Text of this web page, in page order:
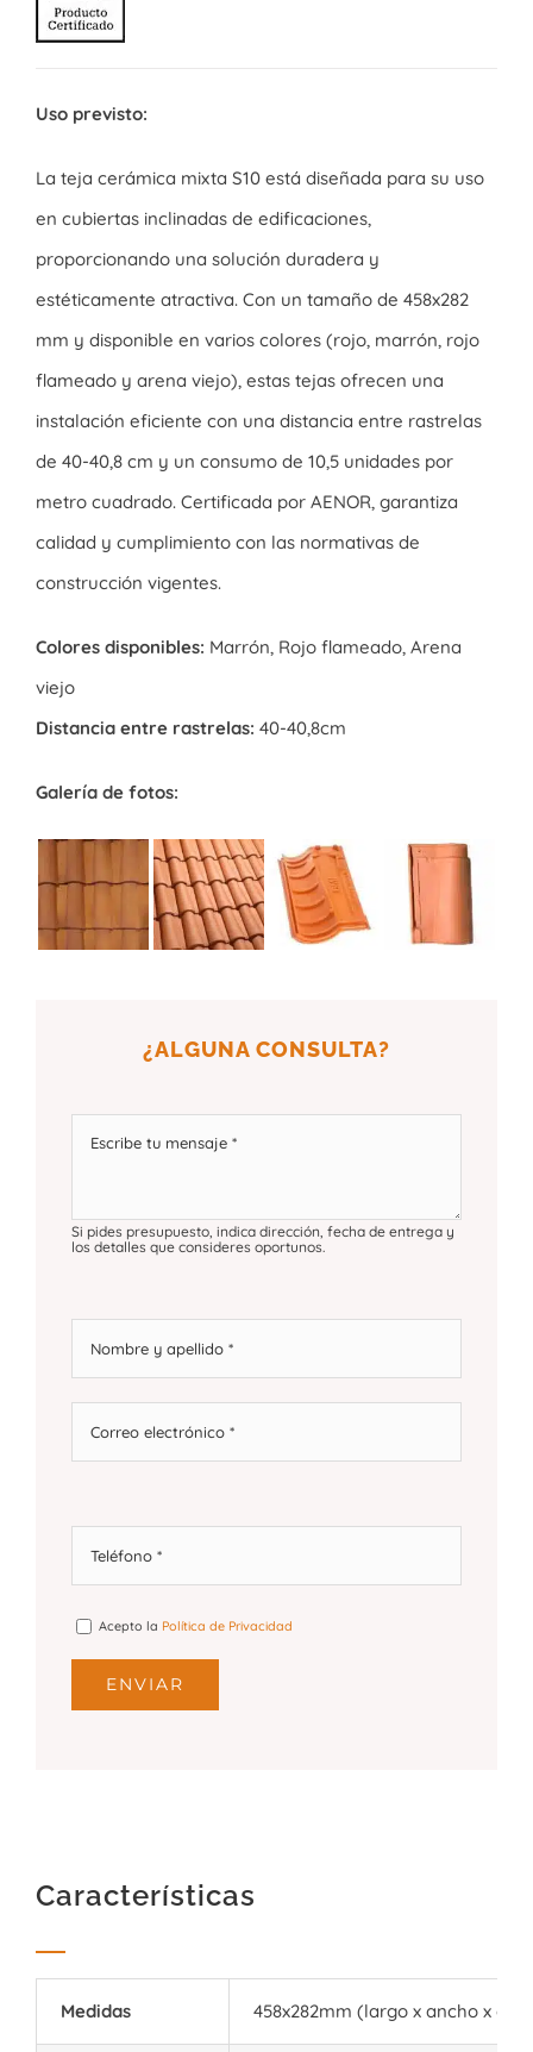
Uso previsto:
La teja cerámica mixta S10 está diseñada para su uso
en cubiertas inclinadas de edificaciones,
proporcionando una solución duradera y
estéticamente atractiva. Con un tamaño de 458x282
mm y disponible en varios colores (rojo, marrón, rojo
flameado y arena viejo), estas tejas ofrecen una
instalación eficiente con una distancia entre rastrelas
de 40-40,8 cm y un consumo de 10,5 unidades por
metro cuadrado. Certificada por AENOR, garantiza
calidad y cumplimiento con las normativas de
construcción vigentes.
Colores disponibles: Marrón, Rojo flameado, Arena
viejo
Distancia entre rastrelas: 40-40,8cm
Galería de fotos:
¿ALGUNA CONSULTA?
Si pides presupuesto, indica dirección, fecha de entrega y
los detalles que consideres oportunos.
Acepto la Política de Privacidad
Características
Medidas 458x282mm (largo x ancho x